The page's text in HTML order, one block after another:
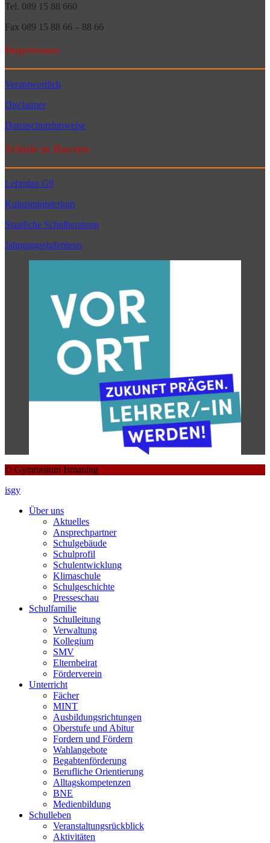
Tel. 089 15 88 660
Fax 089 15 88 66 – 88 66
Impressum
Verantwortlich
Disclaimer
Datenschutzhinweise
Schule in Bayern
Lehrplan G9
Kultusministerium
Staatliche Schulberatung
Jahrgangsstufentests
© Gymnasium Ismaning
isgy
Über uns
Aktuelles
Ansprechpartner
Schulgebäude
Schulprofil
Schulentwicklung
Klimaschule
Schulgeschichte
Presseschau
Schulfamilie
Schulleitung
Verwaltung
Kollegium
SMV
Elternbeirat
Förderverein
Unterricht
Fächer
MINT
Ausbildungsrichtungen
Oberstufe und Abitur
Fordern und Fördern
Wahlangebote
Begabtenförderung
Berufliche Orientierung
Alltagskompetenzen
BNE
Medienbildung
Schulleben
Veranstaltungsrückblick
Aktivitäten